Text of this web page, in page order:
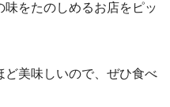
味をたのしめるお店をピッ
美味しいので、ぜひ食べ